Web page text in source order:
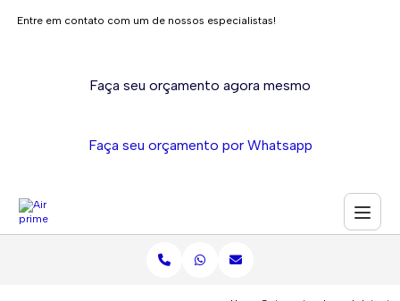
Entre em contato com um de nossos especialistas!
Faça seu orçamento agora mesmo
Faça seu orçamento por Whatsapp